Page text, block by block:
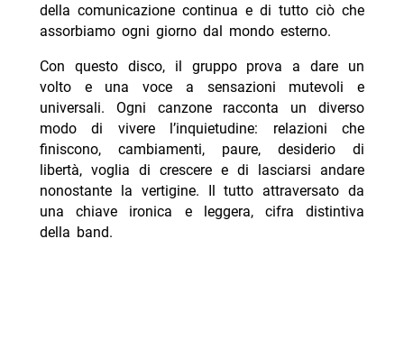
della comunicazione continua e di tutto ciò che
assorbiamo ogni giorno dal mondo esterno.
Con questo disco, il gruppo prova a dare un
volto e una voce a sensazioni mutevoli e
universali. Ogni canzone racconta un diverso
modo di vivere l’inquietudine: relazioni che
finiscono, cambiamenti, paure, desiderio di
libertà, voglia di crescere e di lasciarsi andare
nonostante la vertigine. Il tutto attraversato da
una chiave ironica e leggera, cifra distintiva
della band.